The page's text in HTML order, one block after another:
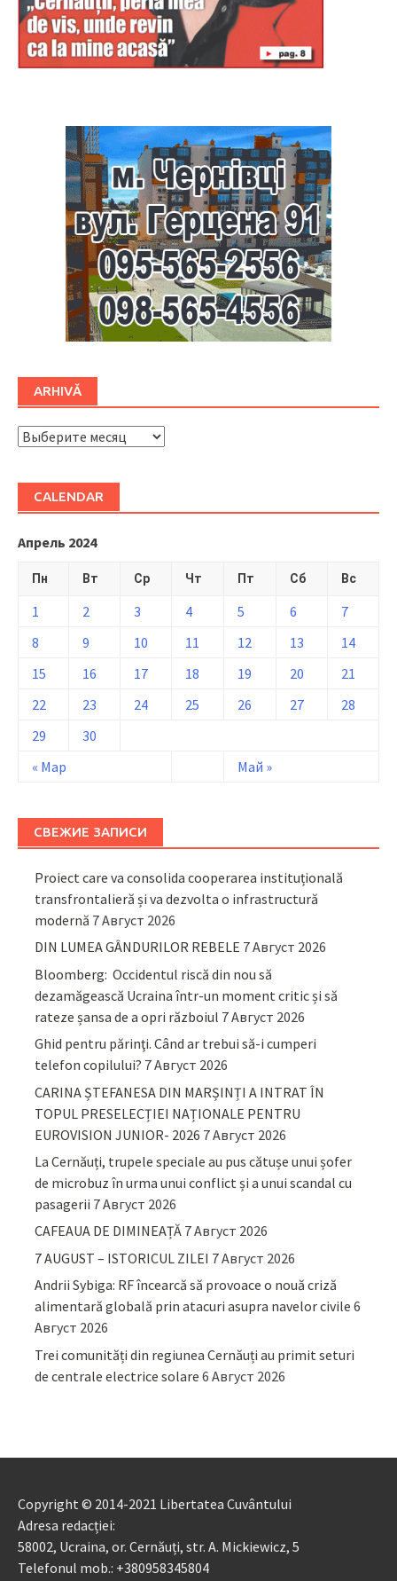
ARHIVĂ
ARHIVĂ
CALENDAR
Апрель 2024
Пн Вт Ср Чт Пт Сб Вс
« Мар Май »
1 2 3 4 5 6
7
8
9 10 11 12 13
14
15
16 17 18 19 20
21
22
23 24 25 26 27
28
29
30
СВЕЖИЕ ЗАПИСИ
Proiect care va consolida cooperarea instituțională
transfrontalieră și va dezvolta o infrastructură
modernă 7 Август 2026
DIN LUMEA GÂNDURILOR REBELE 7 Август 2026
Bloomberg: Occidentul riscă din nou să
dezamăgească Ucraina într-un moment critic și să
rateze șansa de a opri războiul 7 Август 2026
Ghid pentru părinţi. Când ar trebui să-i cumperi
telefon copilului? 7 Август 2026
CARINA ȘTEFANESA DIN MARȘINȚI A INTRAT ÎN
TOPUL PRESELECȚIEI NAȚIONALE PENTRU
EUROVISION JUNIOR- 2026 7 Август 2026
La Cernăuți, trupele speciale au pus cătușe unui șofer
de microbuz în urma unui conflict și a unui scandal cu
pasagerii 7 Август 2026
CAFEAUA DE DIMINEAȚĂ 7 Август 2026
7 AUGUST – ISTORICUL ZILEI 7 Август 2026
Andrii Sybiga: RF încearcă să provoace o nouă criză
alimentară globală prin atacuri asupra navelor civile 6
Август 2026
Trei comunități din regiunea Cernăuți au primit seturi
de centrale electrice solare 6 Август 2026
Copyright © 2014-2021 Libertatea Cuvântului
Adresa redacției:
58002, Ucraina, or. Cernăuți, str. A. Mickiewicz, 5
Telefonul mob.: +380958345804